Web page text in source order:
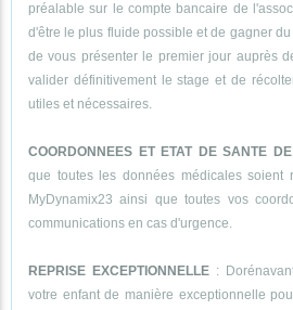
préalable sur le compte bancaire de
d'être le plus fluide possible et de gagner
de vous présenter le premier jour auprès
valider définitivement le stage et de
utiles et nécessaires.
COORDONNEES ET ETAT DE SANTE
que toutes les données médicales soient
MyDynamix23 ainsi que toutes vos
communications en cas d'urgence.
REPRISE EXCEPTIONNELLE :
votre enfant de manière exceptionnelle